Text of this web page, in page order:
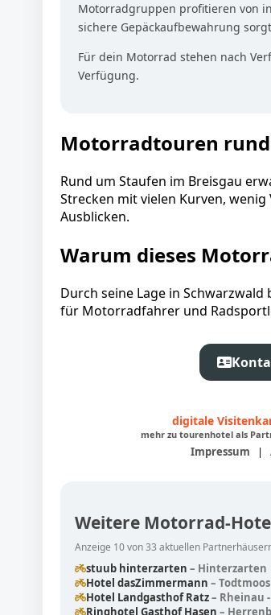
Motorradgruppen profitieren von
sichere Gepäckaufbewahrung
Für dein Motorrad stehen nach
Verfügung.
Motorradtouren
Rund um Staufen im Breisgau
Strecken mit vielen Kurven,
Ausblicken.
Warum dieses
Durch seine Lage in
für Motorradfahrer und
digitale
mehr zu tourenhotel als
Impressum |
Weitere Motorrad-
Anzeige 10 von 33 aktuellen
stuub hinterzarten – Hinterzarten
Hotel dasZimmermann – Todtmoos
Hotel Landgasthof Ratz– Rheinau
Ringhotel Gasthof Hasen –